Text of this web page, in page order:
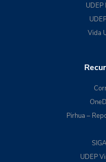
UDEP
Vida
Pirhua –
UDEP